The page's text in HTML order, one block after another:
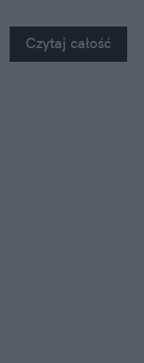
Czytaj całość